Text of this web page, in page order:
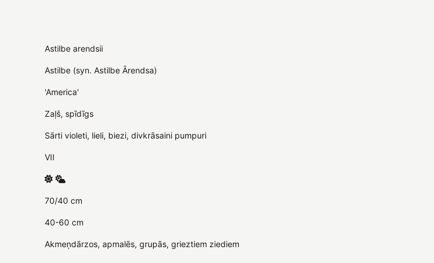
Astilbe arendsii
Astilbe (syn. Astilbe Ārendsa)
'America'
Zaļš, spīdīgs
Sārti violeti, lieli, biezi, divkrāsaini pumpuri
VII
70/40 cm
40-60 cm
Akmeņdārzos, apmalēs, grupās, grieztiem ziediem